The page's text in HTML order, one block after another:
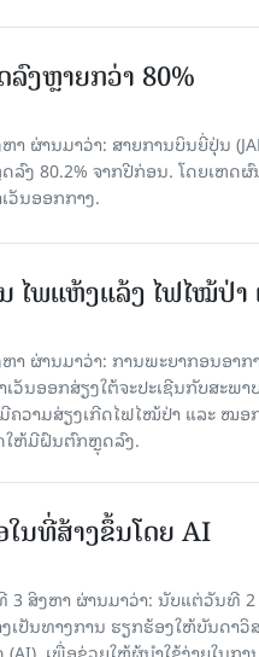
ງຫຼາຍກວ່າ 80%
ຜ່ານມາວ່າ: ສາຍການບິນຍີ່ປຸ່ນ
ລົງ 80.2% ຈາກປີກ່ອນ. ໂດຍເຫດ
ວັນອອກກາງ.
ໄພແຫ້ງແລ້ງ ໄຟໄໝ້ປ່
າ ຜ່ານມາວ່າ: ການພະຍາກອນອາ
ເວັນອອກສ່ຽງໃຕ້ຈະປະເຊີນກັບສະພ
ວາມສ່ຽງເກີດໄຟໄໝ້ປ່າ ແລະ ໝອ
ໃຫ້ມີຝົນຕົກຫຼຸດລົງ.
ນທີ່ສ້າງຂຶ້ນໂດຍ AI
ສິງຫາ ຜ່ານມາວ່າ: ນັບແຕ່ວັນທີ 2
ເປັນທາງການ ຮຽກຮ້ອງໃຫ້ບັນດາ